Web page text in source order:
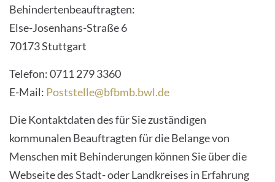
Behindertenbeauftragten:
Else-Josenhans-Straße 6
70173 Stuttgart
Telefon: 0711 279 3360
E-Mail: Poststelle@bfbmb.bwl.de
Die Kontaktdaten des für Sie zuständigen
kommunalen Beauftragten für die Belange von
Menschen mit Behinderungen können Sie über die
Webseite des Stadt- oder Landkreises in Erfahrung